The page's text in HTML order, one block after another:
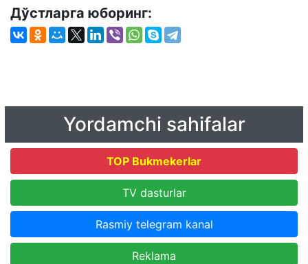
Дўстларга юборинг:
Yordamchi sahifalar
TOP Bukmekerlar
TV dasturlar
Rasmiy telegram kanal
Reklama